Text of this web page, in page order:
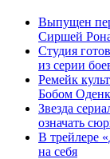
Выпущен
Сиршей
Студия
из серии
Ремейк
Бобом
Звезда
означать
В трейлере
на себя